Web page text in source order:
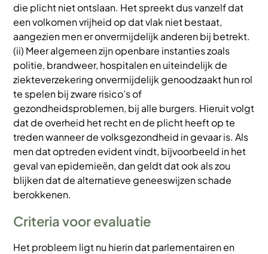
die plicht niet ontslaan. Het spreekt dus vanzelf dat
een volkomen vrijheid op dat vlak niet bestaat,
aangezien men er onvermijdelijk anderen bij betrekt.
(ii) Meer algemeen zijn openbare instanties zoals
politie, brandweer, hospitalen en uiteindelijk de
ziekteverzekering onvermijdelijk genoodzaakt hun rol
te spelen bij zware risico’s of
gezondheidsproblemen, bij alle burgers. Hieruit volgt
dat de overheid het recht en de plicht heeft op te
treden wanneer de volksgezondheid in gevaar is. Als
men dat optreden evident vindt, bijvoorbeeld in het
geval van epidemieën, dan geldt dat ook als zou
blijken dat de alternatieve geneeswijzen schade
berokkenen.
Criteria voor evaluatie
Het probleem ligt nu hierin dat parlementairen en